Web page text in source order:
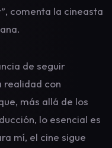
comenta la cineasta
de seguir
realidad con
más allá de los
lo esencial es
mí, el cine sigue